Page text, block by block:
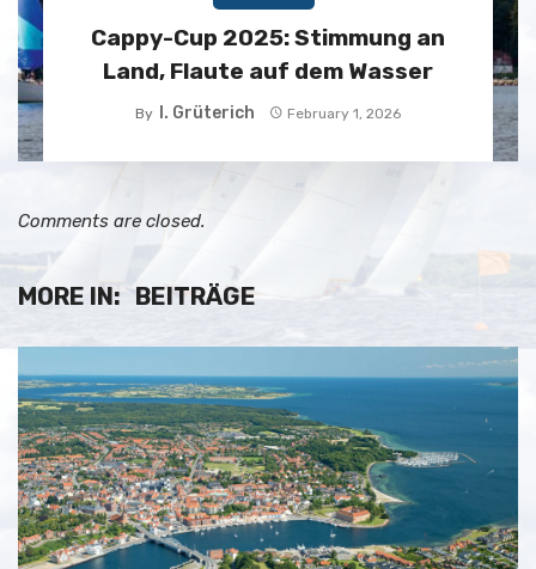
Cappy-Cup 2025: Stimmung an
Land, Flaute auf dem Wasser
By I. Grüterich February 1, 2026
Comments are closed.
MORE IN: BEITRÄGE